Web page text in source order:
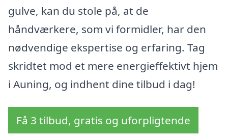
gulve, kan du stole på, at de
håndværkere, som vi formidler, har den
nødvendige ekspertise og erfaring. Tag
skridtet mod et mere energieffektivt hjem
i Auning, og indhent dine tilbud i dag!
Få 3 tilbud, gratis og uforpligtende